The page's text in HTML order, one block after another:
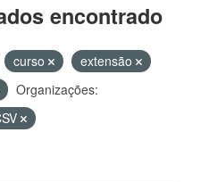
encontrado
curso
extensão
Organizações: